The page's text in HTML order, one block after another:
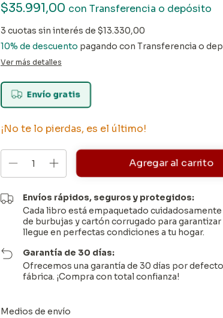
$35.991,00 con Transferencia o depósito
3 cuotas sin interés de $13.330,00
10% de descuento pagando con Transferencia o
Ver más detalles
Envío gratis
¡No te lo pierdas, es el último!
Envíos rápidos, seguros y protegidos:
Cada libro está empaquetado
de burbujas y cartón corrugado para garantizar
llegue en perfectas condiciones a tu hogar.
Garantía de 30 días:
Ofrecemos una garantía de 30 días por
fábrica. ¡Compra con total confianza!
Entregas para el CP:
Medios de envío